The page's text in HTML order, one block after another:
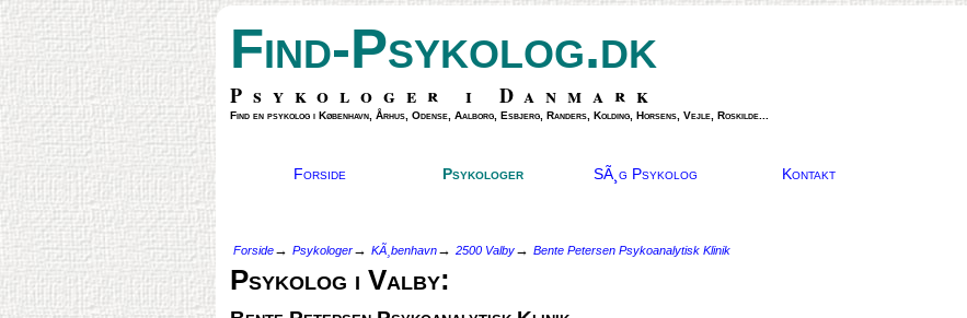
Find-Psykolog.dk
Psykologer i Danmark
Find en psykolog i København, Århus, Odense, Aalborg, Esbjerg, Randers, Kolding, Horsens, Vejle, Roskilde...
Forside Psykologer SÃ¸g Psykolog Kontakt
Forside→ Psykologer→ KÃ¸benhavn→ 2500 Valby→ Bente Petersen Psykoanalytisk Klinik
Psykolog i Valby: